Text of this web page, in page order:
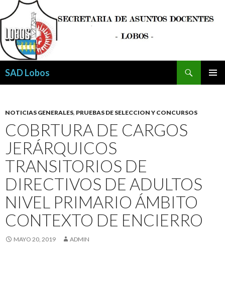
SAD Lobos
NOTICIAS GENERALES, PRUEBAS DE SELECCION Y CONCURSOS
COBRTURA DE CARGOS
JERÁRQUICOS
TRANSITORIOS DE
DIRECTIVOS DE ADULTOS
NIVEL PRIMARIO ÁMBITO
CONTEXTO DE ENCIERRO
MAYO 20, 2019 ADMIN